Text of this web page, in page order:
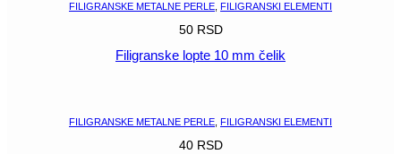
FILIGRANSKE METALNE PERLE FILIGRANSKI ELEMENTI
50 RSD
Filigranske lopte 10 mm čelik
FILIGRANSKE METALNE PERLE FILIGRANSKI ELEMENTI
40 RSD